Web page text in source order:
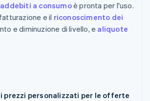
addebiti a consumoè pronta per l'uso.
e il riconoscimento dei
e diminuzione di livello, e aliquote
prezzi personalizzati per le offerte